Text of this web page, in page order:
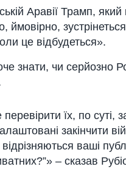
Аравії Трамп,
це відбудеться».
знати, чи серйозно
їх, по суті,
закінчити
ваші
– сказав